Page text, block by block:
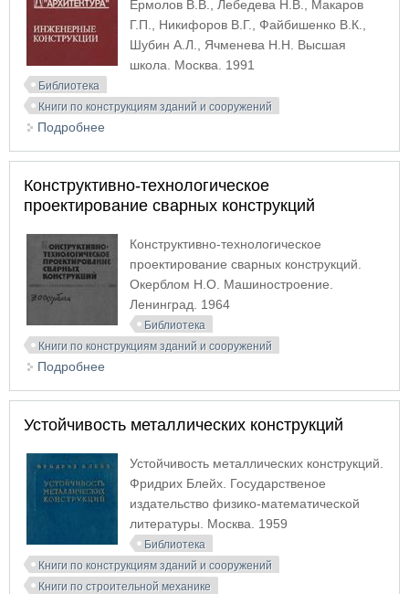
Ермолов В.В., Лебедева Н.В., Макаров
Г.П., Никифоров В.Г., Файбишенко В.К.,
Шубин А.Л., Ячменева Н.Н. Высшая
школа. Москва. 1991
Библиотека
Книги по конструкциям зданий и сооружений
Подробнее
Конструктивно-технологическое
проектирование сварных конструкций
Конструктивно-технологическое
проектирование сварных конструкций.
Окерблом Н.О. Машиностроение.
Ленинград. 1964
Библиотека
Книги по конструкциям зданий и сооружений
Подробнее
Устойчивость металлических конструкций
Устойчивость металлических конструкций.
Фридрих Блейх. Государственое
издательство физико-математической
литературы. Москва. 1959
Библиотека
Книги по конструкциям зданий и сооружений
Книги по строительной механике